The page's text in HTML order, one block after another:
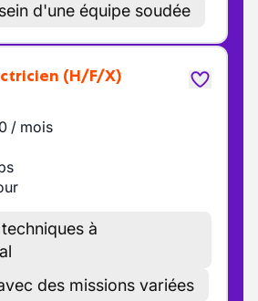
d'une équipe soudée
(H/F/X)
/ mois
à
des missions variées